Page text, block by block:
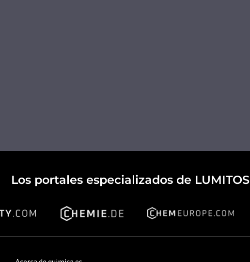
Los portales especializados de LUMITOS